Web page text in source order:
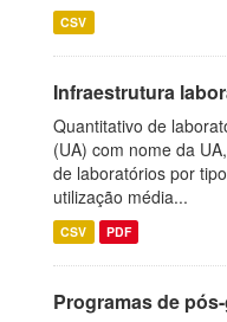
CSV
Infraestrutura
Quantitativo de
(UA) com nome da
de laboratórios por
utilização média...
CSV PDF
Programas de